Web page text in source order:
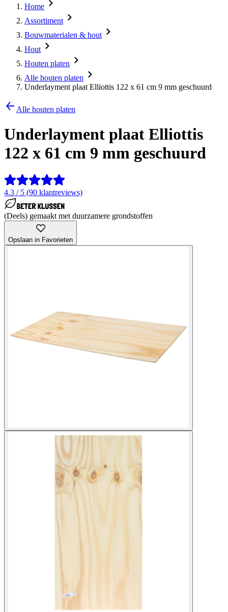
Home
Assortiment
Bouwmaterialen & hout
Hout
Houten platen
Alle houten platen
Underlayment plaat Elliottis 122 x 61 cm 9 mm geschuurd
Alle houten platen
Underlayment plaat Elliottis
122 x 61 cm 9 mm geschuurd
4.3 / 5 (90 klantreviews)
(Deels) gemaakt met duurzamere grondstoffen
Opslaan in Favorieten